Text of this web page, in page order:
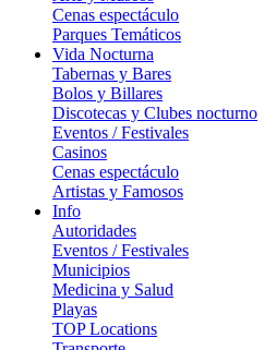
Cenas espectáculo
Parques Temáticos
Vida Nocturna
Tabernas y Bares
Bolos y Billares
Discotecas y Clubes nocturno
Eventos / Festivales
Casinos
Cenas espectáculo
Artistas y Famosos
Info
Autoridades
Eventos / Festivales
Municipios
Medicina y Salud
Playas
TOP Locations